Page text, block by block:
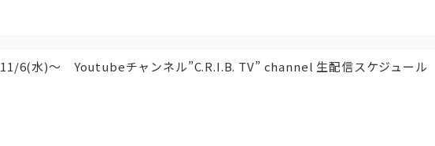
11/6(水)～ Youtubeチャンネル”C.R.I.B. TV” channel 生配信スケジュール